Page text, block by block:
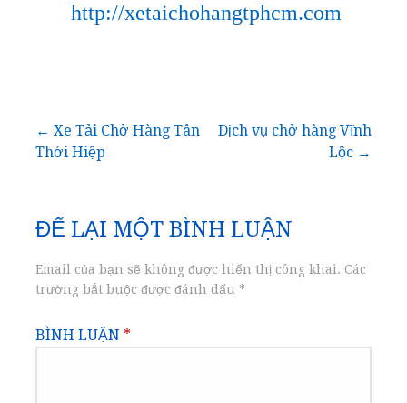
http://xetaichohangtphcm.com
Điều
bài
viết
← Xe Tải Chở Hàng Tân
Thới Hiệp
Dịch vụ chở hàng Vĩnh
Lộc →
ĐỂ LẠI MỘT BÌNH LUẬN
Email của bạn sẽ không được hiển thị công khai. Các
trường bắt buộc được đánh dấu *
BÌNH LUẬN *